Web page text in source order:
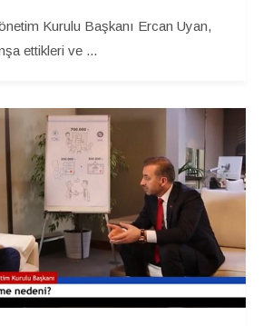
Kurulu Başkanı Ercan Uyan,
ettikleri ve ...